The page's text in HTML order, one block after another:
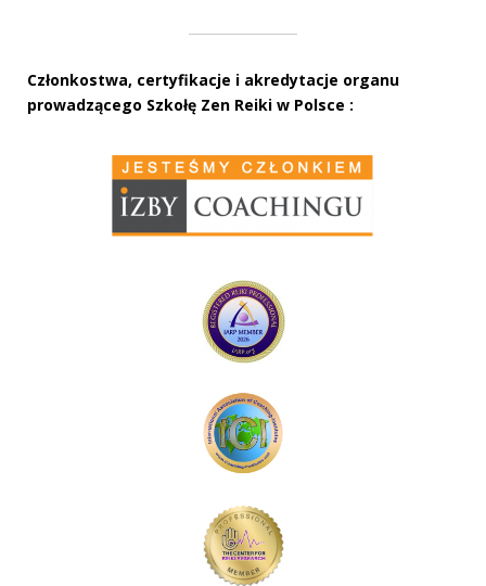
Członkostwa, certyfikacje i akredytacje organu
prowadzącego Szkołę Zen Reiki w Polsce :